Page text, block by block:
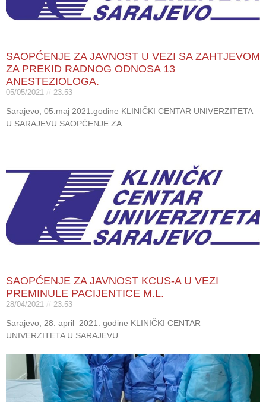
SAOPĆENJE ZA JAVNOST U VEZI SA ZAHTJEVOM
ZA PREKID RADNOG ODNOSA 13
ANESTEZIOLOGA.
05/05/2021 23:53
Sarajevo, 05.maj 2021.godine KLINIČKI CENTAR UNIVERZITETA
U SARAJEVU SAOPĆENJE ZA
SAOPĆENJE ZA JAVNOST KCUS-A U VEZI
PREMINULE PACIJENTICE M.L.
28/04/2021 23:53
Sarajevo, 28. april 2021. godine KLINIČKI CENTAR
UNIVERZITETA U SARAJEVU